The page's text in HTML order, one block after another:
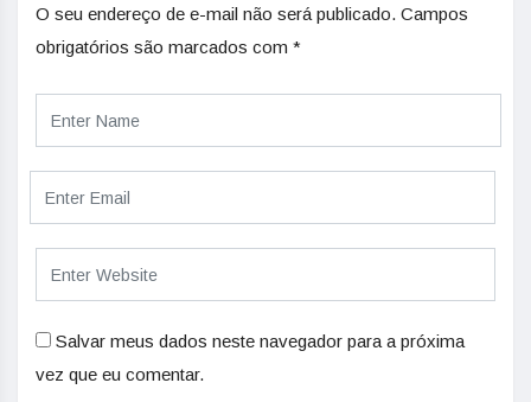
O seu endereço de e-mail não será publicado. Campos
obrigatórios são marcados com *
Salvar meus dados neste navegador para a próxima
vez que eu comentar.